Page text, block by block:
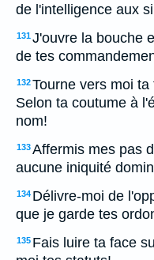
de l'intelligence aux
131J'ouvre la bouche
de tes
132Tourne vers moi
Selon ta coutume à
nom!
133Affermis mes pas
aucune iniquité
134 Délivre-moi de
que je garde tes
135 Fais luire ta face